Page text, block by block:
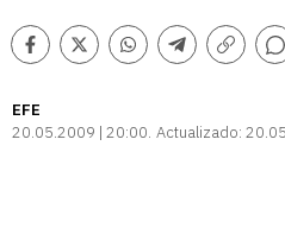
Facebook
TwitterWhatsappTelegram
Copiar
Comentarios
EFE
20.05.2009 | 20:00 Actualizado: